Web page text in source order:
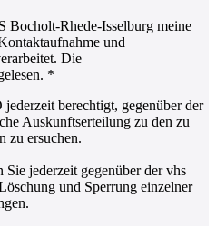
Bocholt-Rhede-Isselburg meine
und
Die
*
berechtigt, gegenüber der
Auskunftserteilung zu den zu
zu ersuchen.
jederzeit gegenüber der vhs
und Sperrung einzelner